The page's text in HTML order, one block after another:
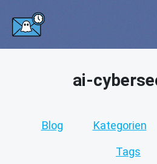
ai-
Blog Kategorien
Tags